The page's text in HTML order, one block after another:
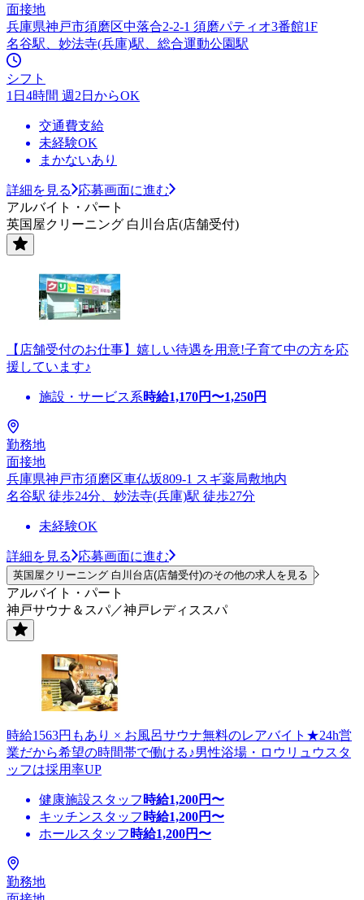
面接地
兵庫県神戸市須磨区中落合2-2-1 須磨パティオ3番館1F
名谷駅、妙法寺(兵庫)駅、総合運動公園駅
シフト
1日4時間 週2日からOK
交通費支給
未経験OK
まかないあり
詳細を見る
応募画面に進む
アルバイト・パート
英国屋クリーニング 白川台店(店舗受付)
【店舗受付のお仕事】嬉しい待遇を用意!子育て中の方を応
援しています♪
施設・サービス系時給1,170円〜1,250円
勤務地
面接地
兵庫県神戸市須磨区車仏坂809-1 スギ薬局敷地内
名谷駅 徒歩24分、妙法寺(兵庫)駅 徒歩27分
未経験OK
詳細を見る 応募画面に進む
英国屋クリーニング 白川台店(店舗受付)のその他の求人を見る
アルバイト・パート
神戸サウナ＆スパ／神戸レディススパ
時給1563円もあり × お風呂サウナ無料のレアバイト★24h営
業だから希望の時間帯で働ける♪男性浴場・ロウリュウスタ
ッフは採用率UP
健康施設スタッフ 時給1,200円〜
キッチンスタッフ 時給1,200円〜
ホールスタッフ 時給1,200円〜
勤務地